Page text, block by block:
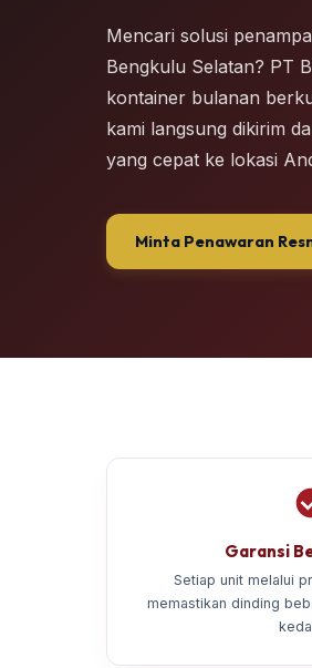
Mencari solusi
Bengkulu Selatan? PT
kontainer bulanan
kami langsung dikirim
yang cepat ke lokasi
Minta Penawaran
Garansi
Setiap unit melalui
memastikan dinding